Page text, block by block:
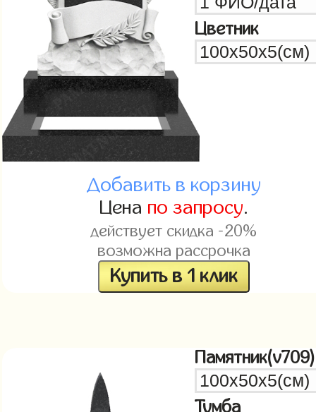
Цветник
Добавить в корзину
Цена по запросу.
действует скидка -20%
возможна рассрочка
Купить в 1 клик
Памятник(v709)
Тумба